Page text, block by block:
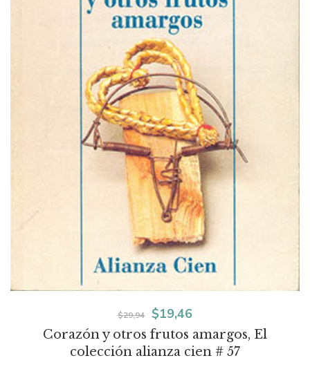
Corazón y otros frutos amargos, El
colección alianza cien # 57
$29,94
El
precio
$19,46El
precio